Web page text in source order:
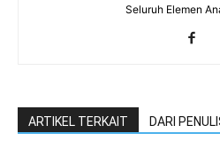
Seluruh Elemen
ARTIKEL TERKAIT DARI